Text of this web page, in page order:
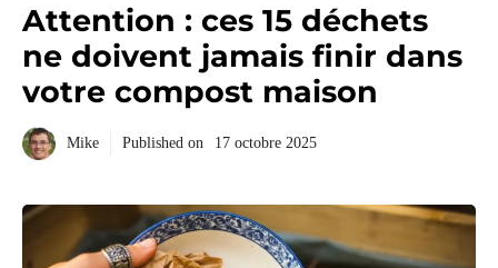
Attention : ces 15 déchets
ne doivent jamais finir dans
votre compost maison
Mike Published on 17 octobre 2025